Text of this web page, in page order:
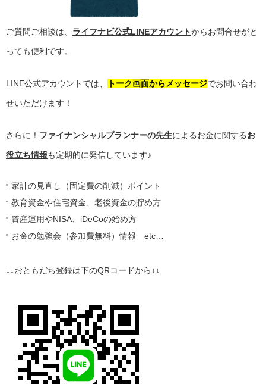
ご質問ご相談は、 ライフナビ公式LINEアカウントからお問合せがと
っても便利です。
LINE公式アカウントでは、 トーク画面からメッセージでお問い合わ
せいただけます！
さらに！ ファイナンシャルプランナーの先生によるお金に関するお
役立ち情報も定期的に発信しています♪
家計の見直し（固定費の削減）ポイント
教育資金や住宅資金、老後資金の貯め方
資産運用やNISA、iDeCoの始め方
お金の勉強会（参加費無料）情報 etc…
↓↓おともだち登録は下のQRコードから↓↓